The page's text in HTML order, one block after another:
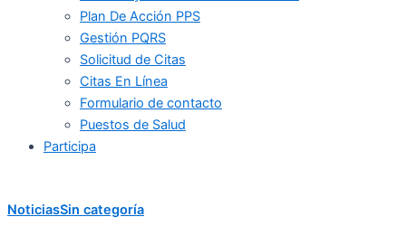
Plan De Acción PPS
Gestión PQRS
Solicitud de Citas
Citas En Línea
Formulario de contacto
Puestos de Salud
Participa
NoticiasSin categoría